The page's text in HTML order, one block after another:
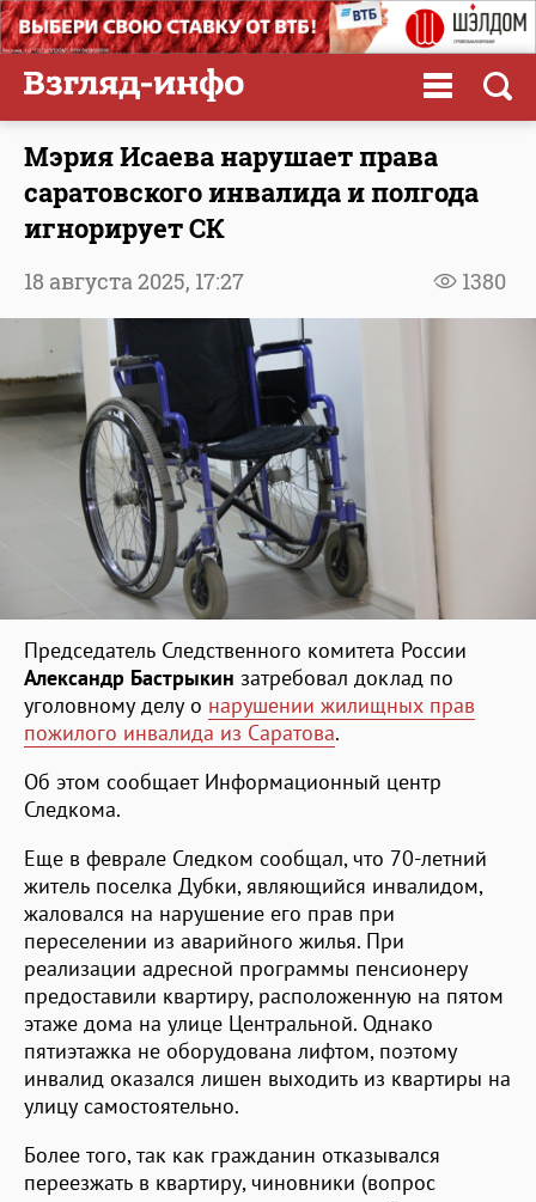
Мэрия Исаева нарушает права
саратовского инвалида и полгода
игнорирует СК
1380
18 августа 2025, 17:27
Председатель Следственного комитета России
Александр Бастрыкин затребовал доклад по
уголовному делу о нарушении жилищных прав
пожилого инвалида из Саратова.
Об этом сообщает Информационный центр
Следкома.
Еще в феврале Следком сообщал, что 70-летний
житель поселка Дубки, являющийся инвалидом,
жаловался на нарушение его прав при
переселении из аварийного жилья. При
реализации адресной программы пенсионеру
предоставили квартиру, расположенную на пятом
этаже дома на улице Центральной. Однако
пятиэтажка не оборудована лифтом, поэтому
инвалид оказался лишен выходить из квартиры на
улицу самостоятельно.
Более того, так как гражданин отказывался
переезжать в квартиру, чиновники (вопрос